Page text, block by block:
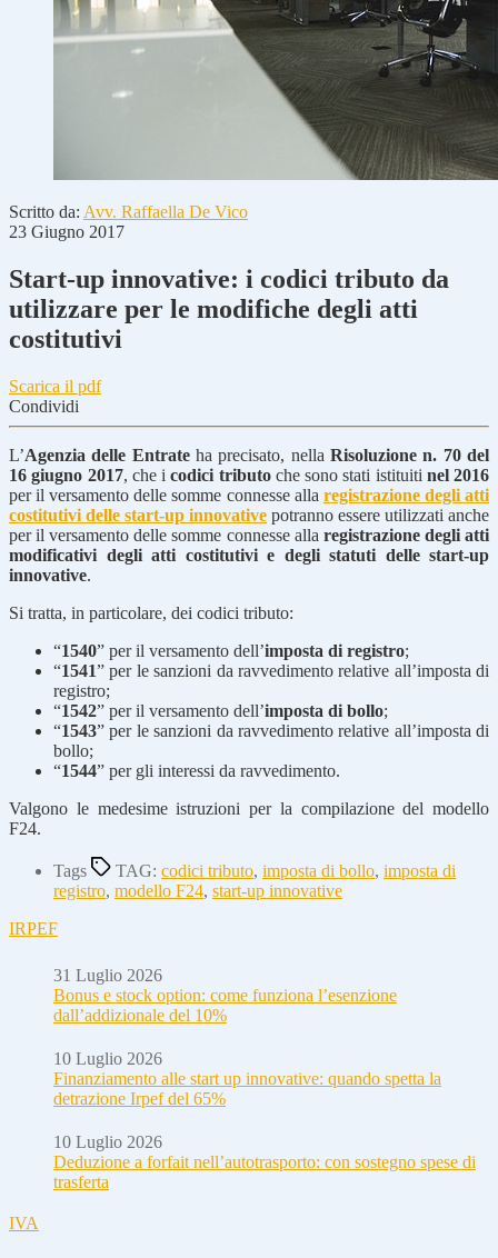
Scritto da: Avv. Raffaella De Vico
23 Giugno 2017
Start-up innovative: i codici tributo da
utilizzare per le modifiche degli atti
costitutivi
Scarica il pdf
Condividi
L’Agenzia delle Entrateha precisato, nellaRisoluzione n. 70 del
16 giugno 2017, che icodici tributoche sono stati istituiti nel 2016
per il versamento delle somme connesse alla registrazione degli atti
costitutivi delle start-up innovative potranno essere utilizzati anche
per il versamento delle somme connesse alla registrazione degli atti
modificativi degli atti costitutivi e degli statuti delle start-up
innovative.
Si tratta, in particolare, dei codici tributo:
“1540” per il versamento dell’imposta di registro;
“1541” per le sanzioni da ravvedimento relative all’imposta di
registro;
“1542” per il versamento dell’imposta di bollo;
“1543” per le sanzioni da ravvedimento relative all’imposta di
bollo;
“1544” per gli interessi da ravvedimento.
Valgono le medesime istruzioni per la compilazione del modello
F24.
Tags TAG: codici tributo, imposta di bollo, imposta di
registro, modello F24, start-up innovative
IRPEF
31 Luglio 2026
Bonus e stock option: come funziona l’esenzione
dall’addizionale del 10%
10 Luglio 2026
Finanziamento alle start up innovative: quando spetta la
detrazione Irpef del 65%
10 Luglio 2026
Deduzione a forfait nell’autotrasporto: con sostegno spese di
trasferta
IVA